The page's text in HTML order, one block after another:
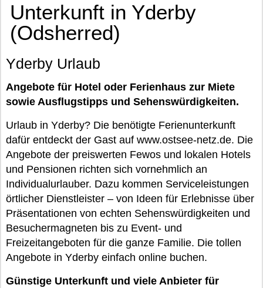
Unterkunft in Yderby
(Odsherred)
Yderby Urlaub
Angebote für Hotel oder Ferienhaus zur Miete
sowie Ausflugstipps und Sehenswürdigkeiten.
Urlaub in Yderby? Die benötigte Ferienunterkunft
dafür entdeckt der Gast auf www.ostsee-netz.de. Die
Angebote der preiswerten Fewos und lokalen Hotels
und Pensionen richten sich vornehmlich an
Individualurlauber. Dazu kommen Serviceleistungen
örtlicher Dienstleister – von Ideen für Erlebnisse über
Präsentationen von echten Sehenswürdigkeiten und
Besuchermagneten bis zu Event- und
Freizeitangeboten für die ganze Familie. Die tollen
Angebote in Yderby einfach online buchen.
Günstige Unterkunft und viele Anbieter für